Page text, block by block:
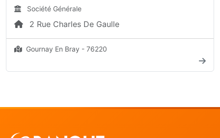
Société Générale
2 Rue Charles De Gaulle
Gournay En Bray - 76220